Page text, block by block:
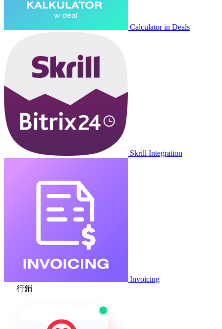
Calculator in Deals
Skrill Integration
Invoicing
行銷